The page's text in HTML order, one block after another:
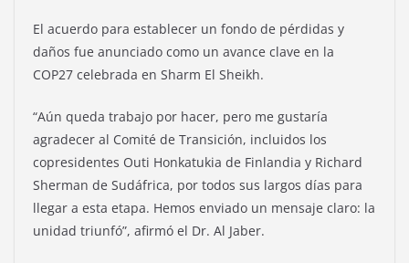
El acuerdo para establecer un fondo de pérdidas y
daños fue anunciado como un avance clave en la
COP27 celebrada en Sharm El Sheikh.
“Aún queda trabajo por hacer, pero me gustaría
agradecer al Comité de Transición, incluidos los
copresidentes Outi Honkatukia de Finlandia y Richard
Sherman de Sudáfrica, por todos sus largos días para
llegar a esta etapa. Hemos enviado un mensaje claro: la
unidad triunfó”, afirmó el Dr. Al Jaber.